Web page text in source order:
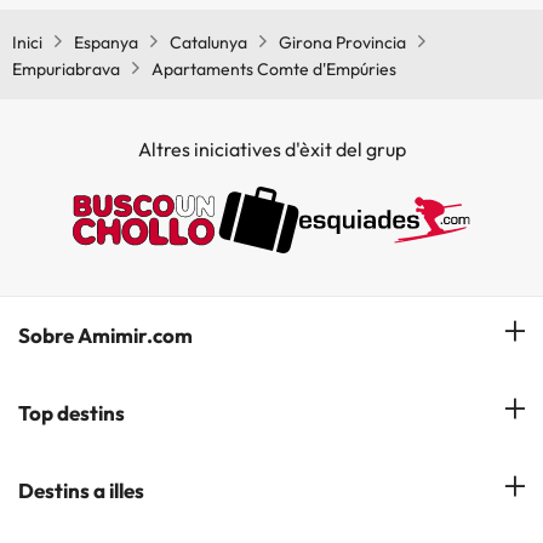
Inici
Espanya Catalunya
Girona Provincia
Empuriabrava
Apartaments Comte d'Empúries
Altres iniciatives d'èxit del grup
Sobre Amimir.com
¿Qui som?
Opinions
Top destins
Hotels a Salou
Destins a illes